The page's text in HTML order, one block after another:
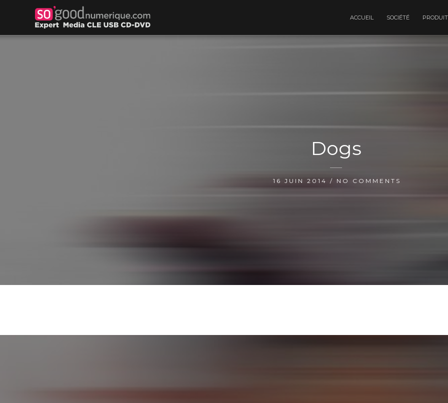
ACCUEIL SOCIÉTÉ
Dogs
16 JUIN 2014 / NO COMMENTS